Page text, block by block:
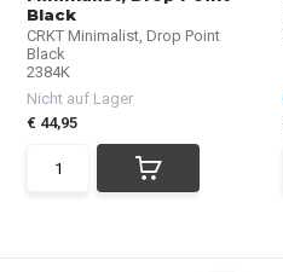
Black
CRKT Minimalist, Drop Point
Black
2384K
Nicht auf Lager
€ 44,95